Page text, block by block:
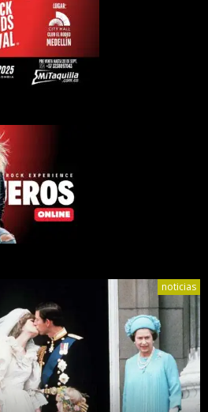
noticias